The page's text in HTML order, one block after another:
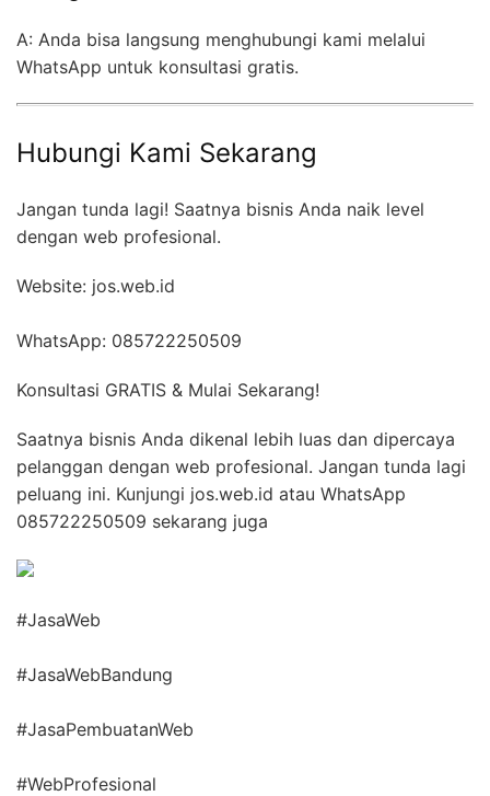
A: Anda bisa langsung menghubungi kami melalui
WhatsApp untuk konsultasi gratis.
Hubungi Kami Sekarang
Jangan tunda lagi! Saatnya bisnis Anda naik level
dengan web profesional.
Website: jos.web.id
WhatsApp: 085722250509
Konsultasi GRATIS & Mulai Sekarang!
Saatnya bisnis Anda dikenal lebih luas dan dipercaya
pelanggan dengan web profesional. Jangan tunda lagi
peluang ini. Kunjungi jos.web.id atau WhatsApp
085722250509 sekarang juga
#JasaWeb
#JasaWebBandung
#JasaPembuatanWeb
#WebProfesional